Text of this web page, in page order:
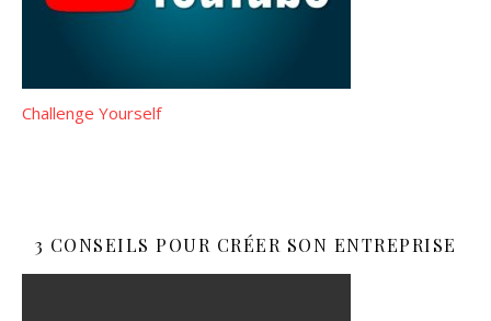
Challenge Yourself
3 CONSEILS POUR CRÉER SON ENTREPRISE